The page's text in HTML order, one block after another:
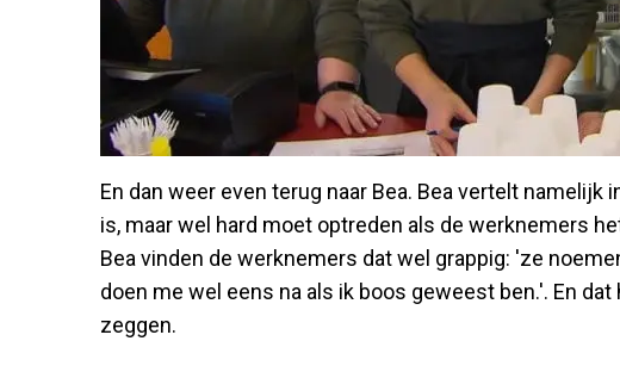
En dan weer even terug naar Bea. Bea vertelt namelijk
is, maar wel hard moet optreden als de werknemers
Bea vinden de werknemers dat wel grappig: 'ze
doen me wel eens na als ik boos geweest ben.'. En
zeggen.